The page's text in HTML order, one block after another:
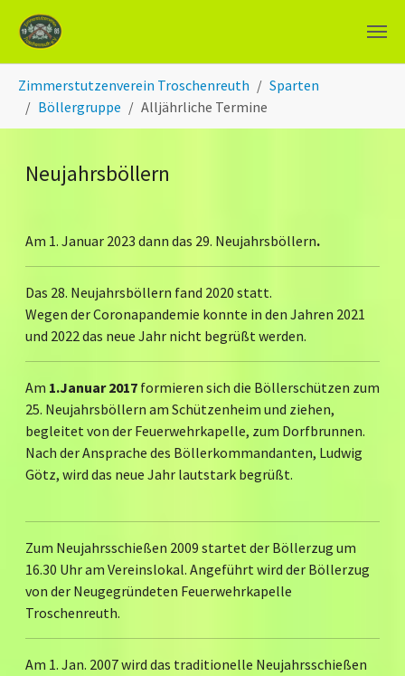
Zum Hauptinhalt springen
Zimmerstutzenverein Troschenreuth
Sparten
Böllergruppe
Alljährliche Termine
Neujahrsböllern
Am 1. Januar 2023 dann das 29. Neujahrsböllern.
Das 28. Neujahrsböllern fand 2020 statt.
Wegen der Coronapandemie konnte in den Jahren 2021
und 2022 das neue Jahr nicht begrüßt werden.
Am 1.Januar 2017 formieren sich die Böllerschützen zum
25. Neujahrsböllern am Schützenheim und ziehen,
begleitet von der Feuerwehrkapelle, zum Dorfbrunnen.
Nach der Ansprache des Böllerkommandanten, Ludwig
Götz, wird das neue Jahr lautstark begrüßt.
Zum Neujahrsschießen 2009 startet der Böllerzug um
16.30 Uhr am Vereinslokal. Angeführt wird der Böllerzug
von der Neugegründeten Feuerwehrkapelle
Troschenreuth.
Am 1. Jan. 2007 wird das traditionelle Neujahrsschießen